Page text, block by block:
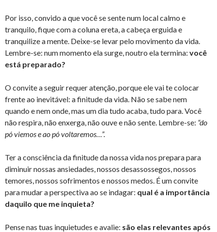
Por isso, convido a que você se sente num local calmo e
tranquilo, fique com a coluna ereta, a cabeça erguida e
tranquilize a mente. Deixe-se levar pelo movimento da vida.
Lembre-se: num momento ela surge, noutro ela termina: você
está preparado?
O convite a seguir requer atenção, porque ele vai te colocar
frente ao inevitável: a finitude da vida. Não se sabe nem
quando e nem onde, mas um dia tudo acaba, tudo para. Você
não respira, não enxerga, não ouve e não sente. Lembre-se: “do
pó viemos e ao pó voltaremos…”.
Ter a consciência da finitude da nossa vida nos prepara para
diminuir nossas ansiedades, nossos desassossegos, nossos
temores, nossos sofrimentos e nossos medos. É um convite
para mudar a perspectiva ao se indagar: qual é a importância
daquilo que me inquieta?
Pense nas tuas inquietudes e avalie: são elas relevantes após